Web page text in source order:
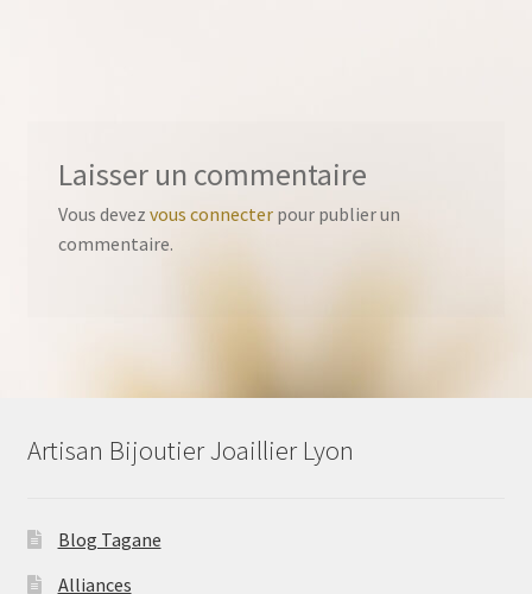
Laisser un commentaire
Vous devez vous connecterpour publier un
commentaire.
Artisan Bijoutier Joaillier Lyon
Blog Tagane
Alliances